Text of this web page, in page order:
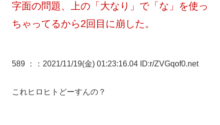
字面の問題、上の「大なり」で「な」を使っ
ちゃってるから2回目に崩した。
589 ： ：2021/11/19(金) 01:23:16.04 ID:r/ZVGqof0.net
これヒロヒトどーすんの？